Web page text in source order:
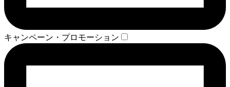
キャンペーン・プロモーション